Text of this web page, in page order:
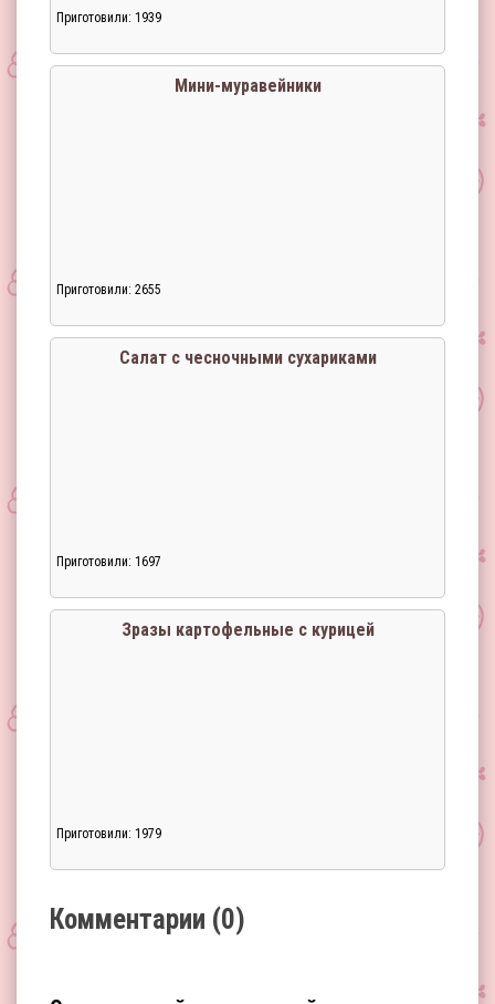
Приготовили: 1939
Мини-муравейники
Приготовили: 2655
Салат с чесночными сухариками
Приготовили: 1697
Зразы картофельные с курицей
Приготовили: 1979
Комментарии (0)